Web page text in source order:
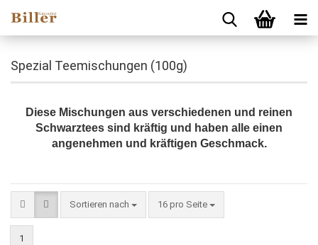
Spezial Teemischungen (100g)
Diese Mischungen aus verschiedenen und reinen
Schwarztees sind kräftig und haben alle einen
angenehmen und kräftigen Geschmack.
Sortieren nach
Sortieren nach 16 pro Seite
pro Seite
1